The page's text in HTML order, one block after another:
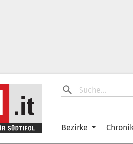
Bezirke Chronik